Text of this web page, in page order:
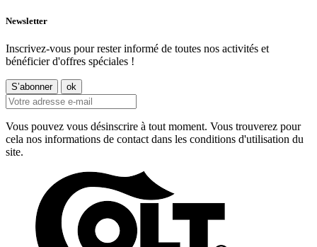
Newsletter
Inscrivez-vous pour rester informé de toutes nos activités et
bénéficier d'offres spéciales !
Vous pouvez vous désinscrire à tout moment. Vous trouverez pour
cela nos informations de contact dans les conditions d'utilisation du
site.